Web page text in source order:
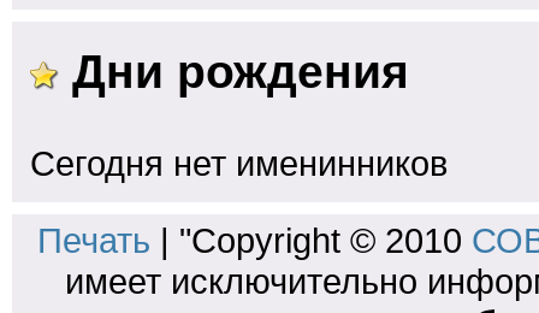
Дни рождения
Сегодня нет именинников
Печать | "Copyright © 2010
имеет исключительно